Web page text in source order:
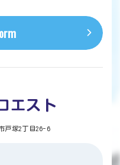
form
戸塚2丁目26-6